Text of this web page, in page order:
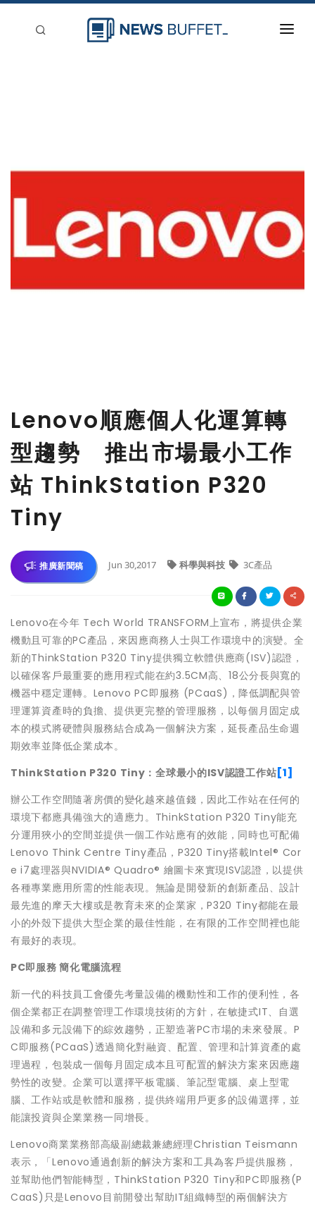
Lenovo順應個人化運算轉
型趨勢 推出市場最小工作
站 ThinkStation P320
Tiny
推廣新聞稿 Jun 30,2017 科學與科技 3C產品
Lenovo在今年 Tech World TRANSFORM上宣布，將提供企業
機動且可靠的PC產品，來因應商務人士與工作環境中的演變。全
新的ThinkStation P320 Tiny提供獨立軟體供應商(ISV)認證，
以確保客戶最重要的應用程式能在約3.5CM高、18公分長與寬的
機器中穩定運轉。Lenovo PC即服務 (PCaaS)，降低調配與管
理運算資產時的負擔、提供更完整的管理服務，以每個月固定成
本的模式將硬體與服務結合成為一個解決方案，延長產品生命週
期效率並降低企業成本。
ThinkStation P320 Tiny ：全球最小的ISV認證工作站 [1]
辦公工作空間隨著房價的變化越來越值錢，因此工作站在任何的
環境下都應具備強大的適應力。ThinkStation P320 Tiny能充
分運用狹小的空間並提供一個工作站應有的效能，同時也可配備
Lenovo Think Centre Tiny產品，P320 Tiny搭載Intel® Cor
e i7處理器與NVIDIA® Quadro® 繪圖卡來實現ISV認證，以提供
各種專業應用所需的性能表現。無論是開發新的創新產品、設計
最先進的摩天大樓或是教育未來的企業家，P320 Tiny都能在最
小的外殼下提供大型企業的最佳性能，在有限的工作空間裡也能
有最好的表現。
PC即服務 簡化電腦流程
新一代的科技員工會優先考量設備的機動性和工作的便利性，各
個企業都正在調整管理工作環境技術的方針，在敏捷式IT、自選
設備和多元設備下的綜效趨勢，正塑造著PC市場的未來發展。P
C即服務(PCaaS)透過簡化對融資、配置、管理和計算資產的處
理過程，包裝成一個每月固定成本且可配置的解決方案來因應趨
勢性的改變。企業可以選擇平板電腦、筆記型電腦、桌上型電
腦、工作站或是軟體和服務，提供終端用戶更多的設備選擇，並
能讓投資與企業業務一同增長。
Lenovo商業業務部高級副總裁兼總經理Christian Teismann
表示，「Lenovo通過創新的解決方案和工具為客戶提供服務，
並幫助他們智能轉型，ThinkStation P320 Tiny和PC即服務(P
CaaS)只是Lenovo目前開發出幫助IT組織轉型的兩個解決方